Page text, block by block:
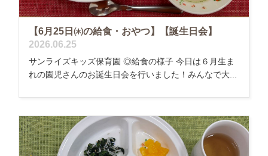
【6月25日㈭の給食・おやつ】【誕生日会】
2026.06.25
サンライズキッズ保育園 ◎給食の様子 今日は６月生ま
れの園児さんのお誕生日会を行いました！みんなで大...